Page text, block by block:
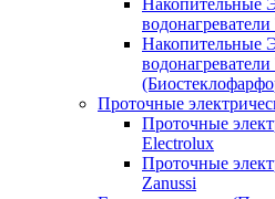
Накопительные
Проточные
Проточные
Electrolux
Проточные
Zanussi